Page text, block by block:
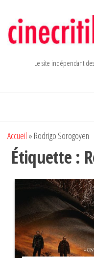
contenu
Le site indépendant
Accueil » Rodrigo Sorogoyen
Étiquette :